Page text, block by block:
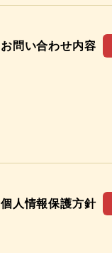
お問い合わせ内容
個人情報保護方針